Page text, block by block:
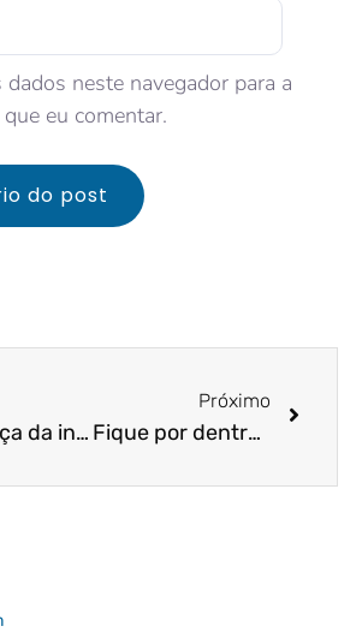
dados neste navegador para a
eu comentar.
Segurança da informação: cerca de 60% dos profissionais são descuidados no assunto. Entenda!
Próximo
Fique por dentro dos benefícios da LGPD!